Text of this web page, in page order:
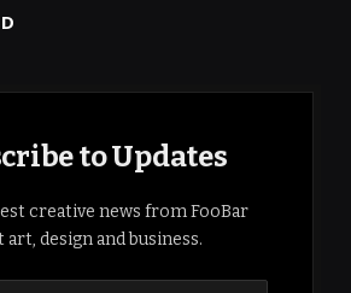
to Updates
creative news from FooBar
art, design and business.